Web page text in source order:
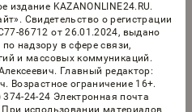
издание KAZANONLINE24.RU.
Cвидетельство о регистрации
86712 от 26.01.2024, выдано
надзору в сфере связи,
и массовых коммуникаций.
Главный редактор:
Возрастное ограничение 16+.
24-24 Электронная почта
использовании материалов